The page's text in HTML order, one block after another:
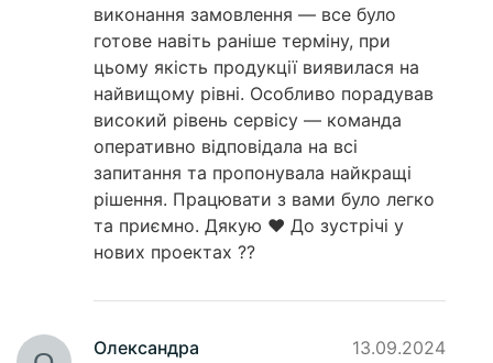
виконання замовлення — все було
готове навіть раніше терміну, при
цьому якість продукції виявилася на
найвищому рівні. Особливо порадував
високий рівень сервісу — команда
оперативно відповідала на всі
запитання та пропонувала найкращі
рішення. Працювати з вами було легко
та приємно. Дякую ❤️ До зустрічі у
нових проектах ??
Олександра 13.09.2024